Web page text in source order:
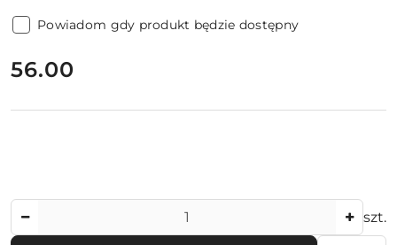
Powiadom gdy produkt będzie dostępny
cena:
56.00
szt.